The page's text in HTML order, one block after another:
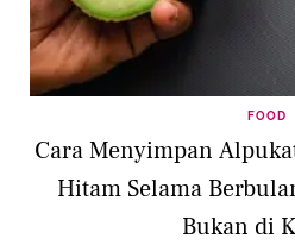
FOOD
Cara Menyimpan
Hitam Selama
Bukan di